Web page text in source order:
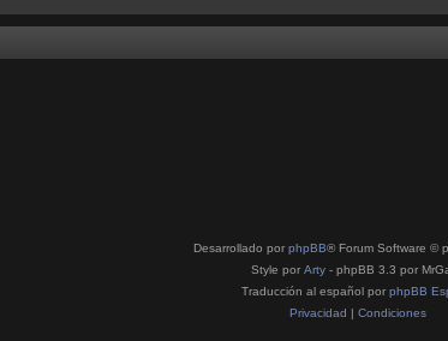
Desarrollado por phpBB® Forum Software ©
Style por Arty - phpBB 3.3 por
Traducción al español por phpBB
Privacidad | Condiciones